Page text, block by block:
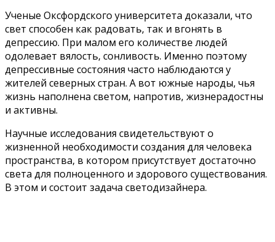
Ученые Оксфордского университета доказали, что
свет способен как радовать, так и вгонять в
депрессию. При малом его количестве людей
одолевает вялость, сонливость. Именно поэтому
депрессивные состояния часто наблюдаются у
жителей северных стран. А вот южные народы, чья
жизнь наполнена светом, напротив, жизнерадостны
и активны.
Научные исследования свидетельствуют о
жизненной необходимости создания для человека
пространства, в котором присутствует достаточно
света для полноценного и здорового существования.
В этом и состоит задача светодизайнера.